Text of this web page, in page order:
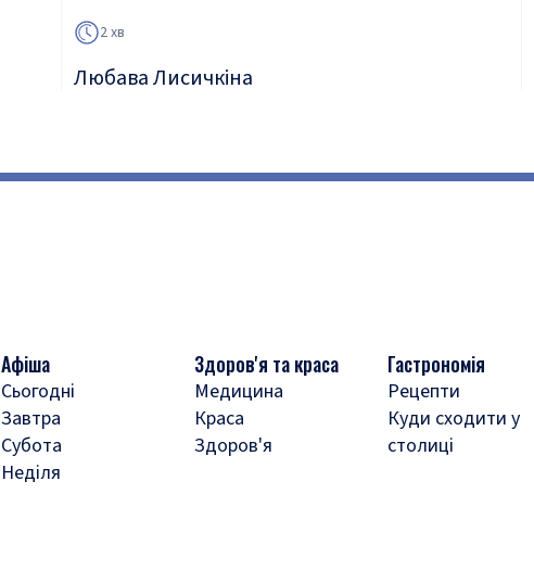
2 хв
Любава Лисичкіна
Афіша
Сьогодні
Завтра
Субота
Неділя
Здоров'я та краса
Медицина
Краса
Здоров'я
Гастрономія
Рецепти
Куди сходити у
столиці